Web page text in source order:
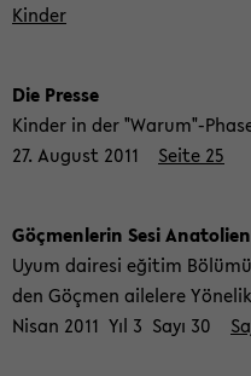
Kin­der
Die Pres­se
Kin­der in der "Warum"-​
27. Au­gust 2011 Seite 25
Göçmen­le­rin Sesi Ana­to­li­en
Uyum dai­re­si eğitim
den Göçmen ai­lele­re
Nisan 2011 Yıl 3 Sayı 30